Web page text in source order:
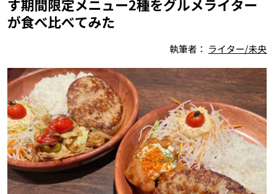
す期間限定メニュー2種をグルメライター
が食べ比べてみた
執筆者： ライター/未央